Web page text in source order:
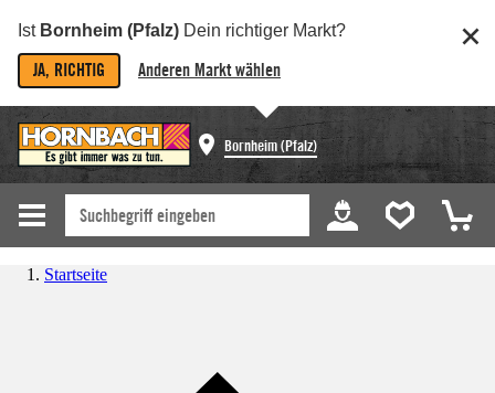
Ist Bornheim (Pfalz) Dein richtiger Markt?
JA, RICHTIG Anderen Markt wählen
Bornheim (Pfalz)
Startseite